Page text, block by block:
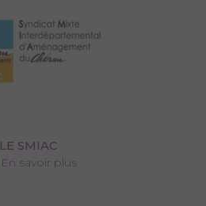
LE SMIAC
En savoir plus